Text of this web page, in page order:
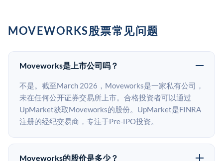
MOVEWORKS股票常见问题
Moveworks是上市公司吗？
不是。截至March 2026，Moveworks是一家私有公司，
未在任何公开证券交易所上市。合格投资者可以通过
UpMarket获取Moveworks的股份。UpMarket是FINRA
注册的经纪交易商，专注于Pre-IPO投资。
Moveworks的股价是多少？